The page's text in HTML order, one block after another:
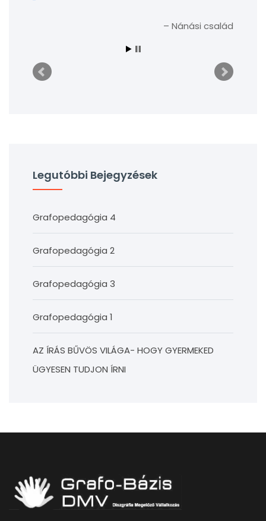
Nánási család
Legutóbbi Bejegyzések
Grafopedagógia 4
Grafopedagógia 2
Grafopedagógia 3
Grafopedagógia 1
AZ ÍRÁS BŰVÖS VILÁGA- HOGY GYERMEKED
ÜGYESEN TUDJON ÍRNI